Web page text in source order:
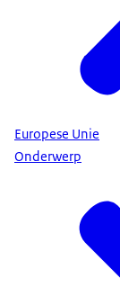
Europese Unie
Onderwerp